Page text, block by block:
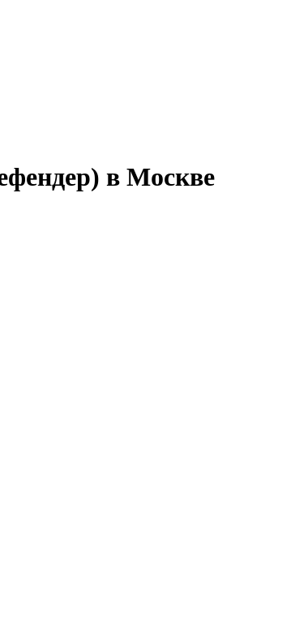
в Москве